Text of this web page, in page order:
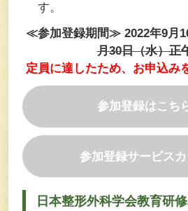
す。
≪参加登録期間≫ 2022年9月
月30日（水）正
定員に達したため、お申込み
参加登録はこち
参加登録サービス
日本整形外科学会教育研